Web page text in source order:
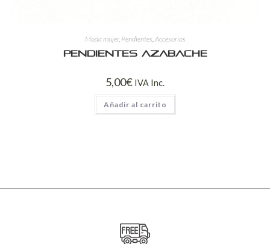
Moda mujer, Pendientes Accesorios
Pendientes Azabache
5,00€ IVA Inc.
Añadir al carrito